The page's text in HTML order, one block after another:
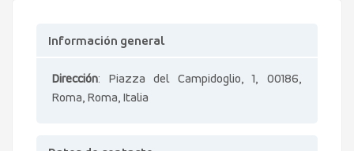
Información general
Dirección: Piazza del Campidoglio, 1, 00186,
Roma, Roma, Italia